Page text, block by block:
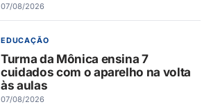
07/08/2026
EDUCAÇÃO
Turma da Mônica ensina 7
cuidados com o aparelho na volta
às aulas
07/08/2026